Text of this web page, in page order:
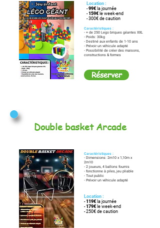
Location :
-99€ la journée
-159€ le week-end
- 300€ de caution
Caractéristiques :
- + de 250 Lego briques géantes XXL
- Poids: 30kg
- Destiné aux enfants de 1-10 ans
- Prévoir un véhicule adapté
- Possibilité de créer des maisons,
constructions & formes
Réserver
Double basket Arcade
Caractéristiques :
- Dimensions: 2m10 x 1,10m x
2m10
- 2 joueurs, 4 ballons fournis
- fonctionne à piles, jeu pliable
- Tout public
- Prévoir un véhicule adapté
Location :
-119€ la journée
-179€ le week-end
- 250€ de caution